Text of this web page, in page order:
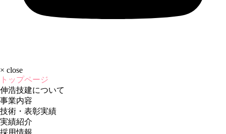
× close
トップページ
伸浩技建について
事業内容
技術・表彰実績
実績紹介
採用情報